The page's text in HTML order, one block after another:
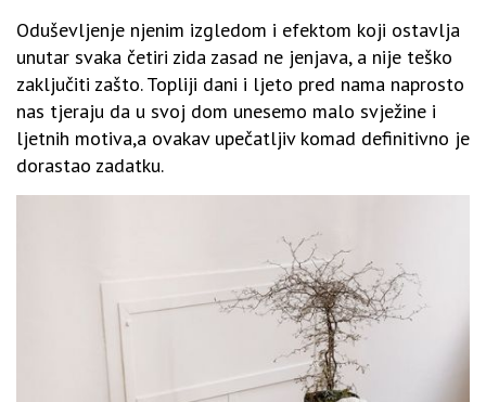
Oduševljenje njenim izgledom i efektom koji ostavlja
unutar svaka četiri zida zasad ne jenjava, a nije teško
zaključiti zašto. Topliji dani i ljeto pred nama naprosto
nas tjeraju da u svoj dom unesemo malo svježine i
ljetnih motiva,a ovakav upečatljiv komad definitivno je
dorastao zadatku.